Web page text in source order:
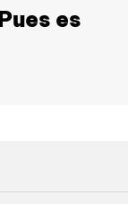
es